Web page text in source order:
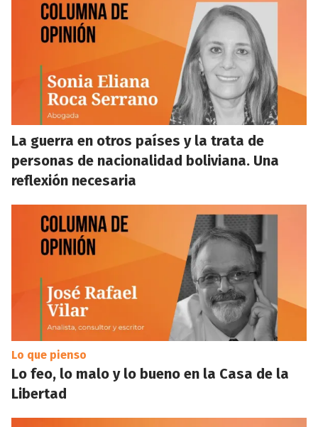
La guerra en otros países y la trata de
personas de nacionalidad boliviana. Una
reflexión necesaria
Lo que pienso
Lo feo, lo malo y lo bueno en la Casa de la
Libertad